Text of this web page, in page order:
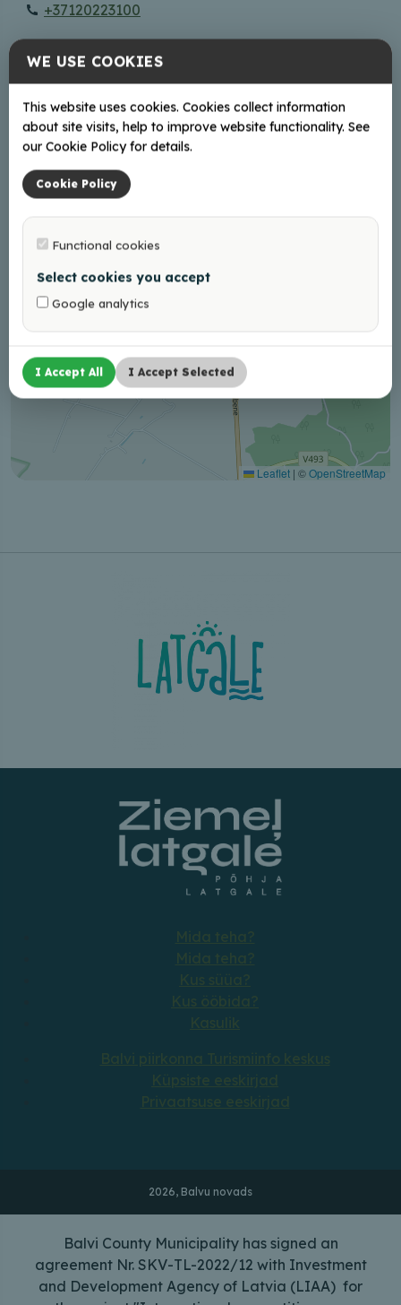
+37120223100
+
−
Leaflet | ©OpenStreetMap
Mida teha?
Mida teha?
Kus ööbida?
Kasulik
Balvi piirkonna Turismiinfo keskus
Küpsiste eeskirjad
Privaatsuse eeskirjad
2026, Balvu novads
Balvi County Municipality has signed an
agreement Nr. SKV-TL-2022/12 with Investment
and Development Agency of Latvia (LIAA) for
WE USE COOKIES
This website uses cookies. Cookies collect information
about site visits, help to improve website functionality. See
our Cookie Policy for details.
Cookie Policy
Functional cookies
Select cookies you accept
Google analytics
I Accept All I Accept Selected